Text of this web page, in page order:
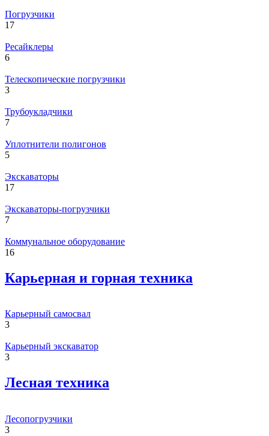
Погрузчики
17
Ресайклеры
6
Телескопические погрузчики
3
Трубоукладчики
7
Уплотнители полигонов
5
Экскаваторы
17
Экскаваторы-погрузчики
7
Коммунальное оборудование
16
Карьерная и горная техника
Карьерный самосвал
3
Карьерный экскаватор
3
Лесная техника
Лесопогрузчики
3